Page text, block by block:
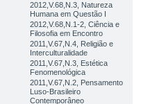
2012,V.68,N.3, Natureza
Humana em Questão I
2012,V.68,N.1-2, Ciência e
Filosofia em Encontro
2011,V.67,N.4, Religião e
Interculturalidade
2011,V.67,N.3, Estética
Fenomenológica
2011,V.67,N.2, Pensamento
Luso-Brasileiro
Contemporâneo